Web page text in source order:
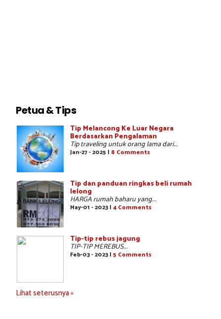
Petua & Tips
Tip Melancong Ke Luar Negara
Berdasarkan Pengalaman
Tip traveling untuk orang lama dari...
Jan-27 - 2025 | 8 Comments
Tip dan panduan ringkas beli rumah
lelong
HARGA rumah baharu yang...
May-01 - 2023 | 4 Comments
Tip-tip rebus jagung
TIP-TIP MEREBUS...
Feb-03 - 2023 | 5 Comments
Lihat seterusnya »